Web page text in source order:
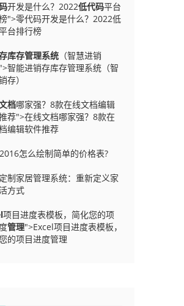
开发是什么？2022低代码平台
">零代码开发是什么？2022低
台排行榜
库存管理系统 （智慧进销
智能进销存库存管理系统（智
存）
档哪家强？8款在线文档编辑
荐">在线文档哪家强？8款在
编辑软件推荐
怎么绘制简单的价格表?
制家居管理系统：重新定义家
方式
项目进度表模板，简化您的项
管理">Excel项目进度表模板，
的项目进度管理